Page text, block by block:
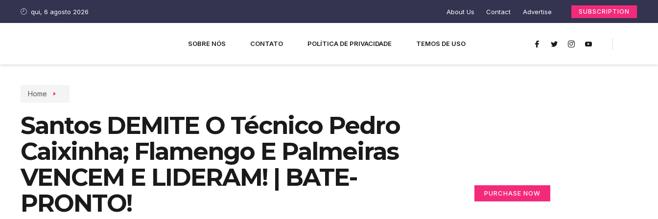
qui, 6 agosto 2026 About Us Contact Advertise SUBSCRIPTION
SOBRE NÓS CONTATO POLÍTICA DE PRIVACIDADE TEMOS DE USO
Home
Santos DEMITE O Técnico Pedro
Caixinha; Flamengo E Palmeiras
VENCEM E LIDERAM! | BATE-
PRONTO!
PURCHASE NOW